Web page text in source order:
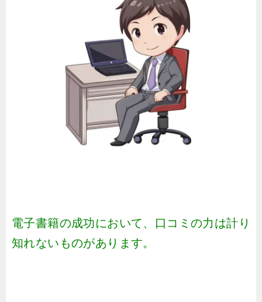
電子書籍の成功において、口コミの力は計り
知れないものがあります。